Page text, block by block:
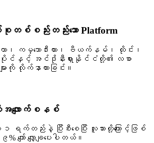
စ်စည်းတည်းသော Platform
၊ ကမ္ဘောဒီးယား၊ ဗီယက်နမ်၊ ထိုင်း၊
င်နှင့် အင်ဒိုနီးရှားနိုင်ငံတို့၏ လစာ
ကို လိုက်နာထားခြင်း။
လျောက်စနစ်
တည်းနဲ့ ပြီးစီးစေပြီး လူသားတို့ကြောင့်ဖြစ်
ျော် လျှော့ချပေးပါတယ်။